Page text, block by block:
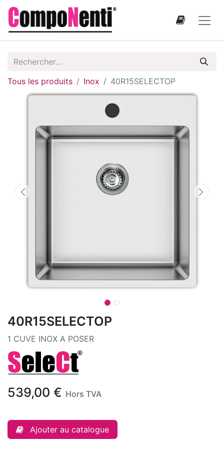
Tous les produits Inox 40R15SELECTOP
40R15SELECTOP
1 CUVE INOX A POSER
539,00 € Hors TVA
Ajouter au catalogue